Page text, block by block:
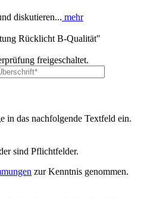
diskutieren... mehr
Rücklicht B-Qualität"
freigeschaltet.
in das nachfolgende Textfeld ein.
sind Pflichtfelder.
zur Kenntnis genommen.